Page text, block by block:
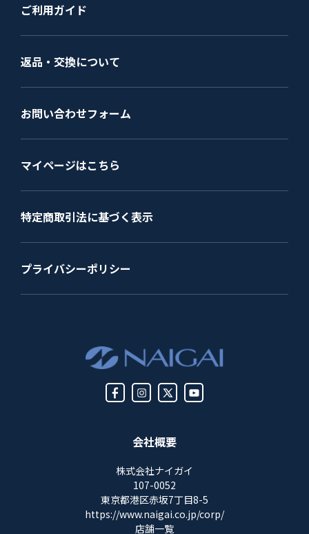
会社概要
株式会社ナイガイ
107-0052
東京都港区赤坂7丁目8-5
https://www.naigai.co.jp/corp/
店舗一覧
ご利用ガイド
返品・交換について
お問い合わせフォーム
マイページはこちら
特定商取引法に基づく表示
プライバシーポリシー